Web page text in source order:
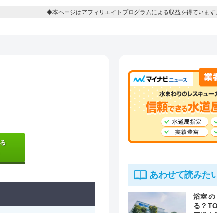
◆本ページはアフィリエイトプログラムによる収益を得ています
あわせて読みた
浴室
る？